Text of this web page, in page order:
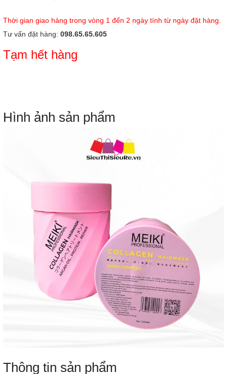
Thời gian giao hàng trong vòng 1 đến 2 ngày tính từ ngày đặt hàng.
Tư vấn đặt hàng: 098.65.65.605
Tạm hết hàng
Hình ảnh sản phẩm
Thông tin sản phẩm